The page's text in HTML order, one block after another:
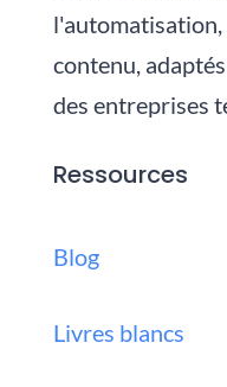
l'automatisation,
contenu,
des entreprises
Ressources
Blog
Livres blancs